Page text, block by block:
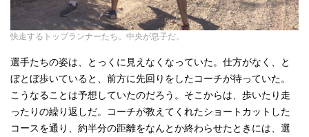
快走するトップランナーたち。中央が息子だ。
選手たちの姿は、とっくに見えなくなっていた。仕方がなく、と
ぼとぼ歩いていると、前方に先回りをしたコーチが待っていた。
こうなることは予想していたのだろう。そこからは、歩いたり走
ったりの繰り返しだ。コーチが教えてくれたショートカットした
コースを通り、約半分の距離をなんとか終わらせたときには、選